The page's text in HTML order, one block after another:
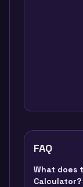
FAQ
What does
Calculator?